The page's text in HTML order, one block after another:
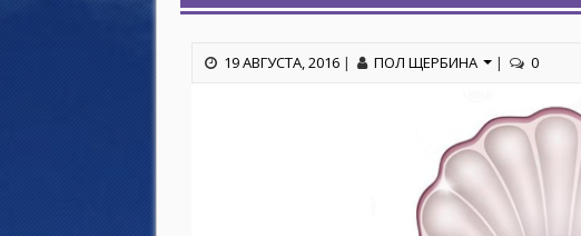
19 АВГУСТА, 2016 | ПОЛ ЩЕРБИНА | 0